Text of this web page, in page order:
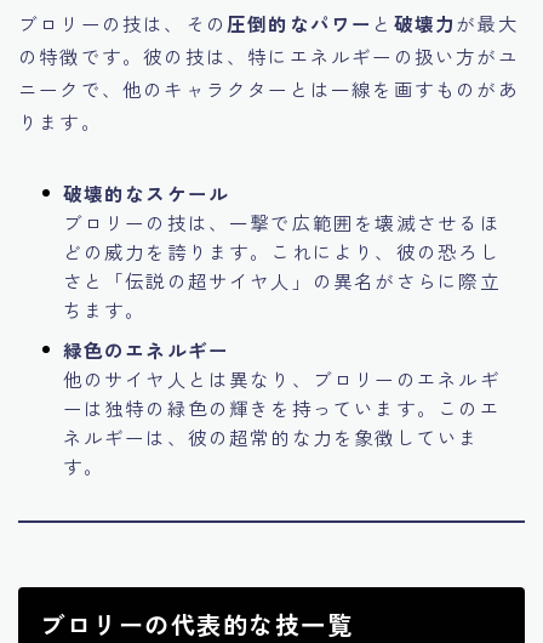
ブロリーの技は、その 圧倒的なパワー と 破壊力が最大
の特徴です。彼の技は、特にエネルギーの扱い方がユ
ニークで、他のキャラクターとは一線を画すものがあ
ります。
破壊的なスケール
ブロリーの技は、一撃で広範囲を壊滅させるほ
どの威力を誇ります。これにより、彼の恐ろし
さと「伝説の超サイヤ人」の異名がさらに際立
ちます。
緑色のエネルギー
他のサイヤ人とは異なり、ブロリーのエネルギ
ーは独特の緑色の輝きを持っています。このエ
ネルギーは、彼の超常的な力を象徴していま
す。
ブロリーの代表的な技一覧